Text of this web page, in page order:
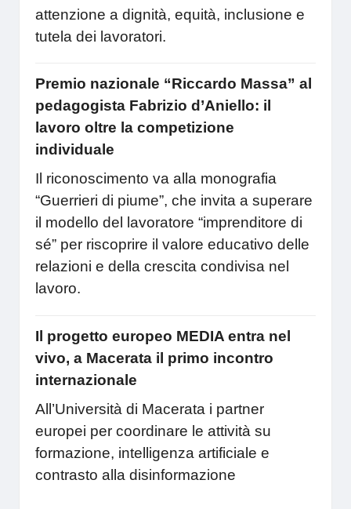
attenzione a dignità, equità, inclusione e
tutela dei lavoratori.
Premio nazionale “Riccardo Massa” al
pedagogista Fabrizio d’Aniello: il
lavoro oltre la competizione
individuale
Il riconoscimento va alla monografia
“Guerrieri di piume”, che invita a superare
il modello del lavoratore “imprenditore di
sé” per riscoprire il valore educativo delle
relazioni e della crescita condivisa nel
lavoro.
Il progetto europeo MEDIA entra nel
vivo, a Macerata il primo incontro
internazionale
All’Università di Macerata i partner
europei per coordinare le attività su
formazione, intelligenza artificiale e
contrasto alla disinformazione